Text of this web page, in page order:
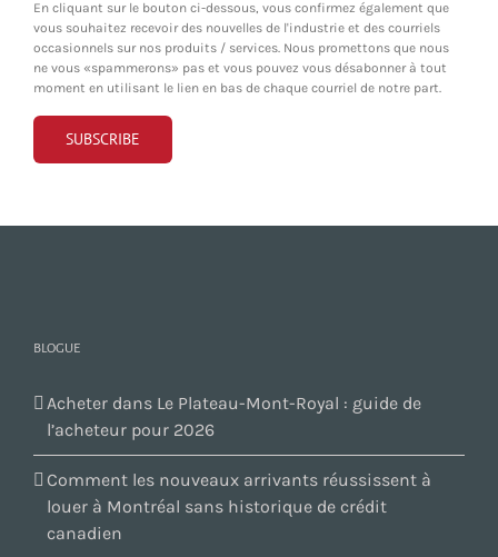
En cliquant sur le bouton ci-dessous, vous confirmez également que
vous souhaitez recevoir des nouvelles de l'industrie et des courriels
occasionnels sur nos produits / services. Nous promettons que nous
ne vous «spammerons» pas et vous pouvez vous désabonner à tout
moment en utilisant le lien en bas de chaque courriel de notre part.
BLOGUE
Acheter dans Le Plateau-Mont-Royal : guide de
l’acheteur pour 2026
Comment les nouveaux arrivants réussissent à
louer à Montréal sans historique de crédit
canadien